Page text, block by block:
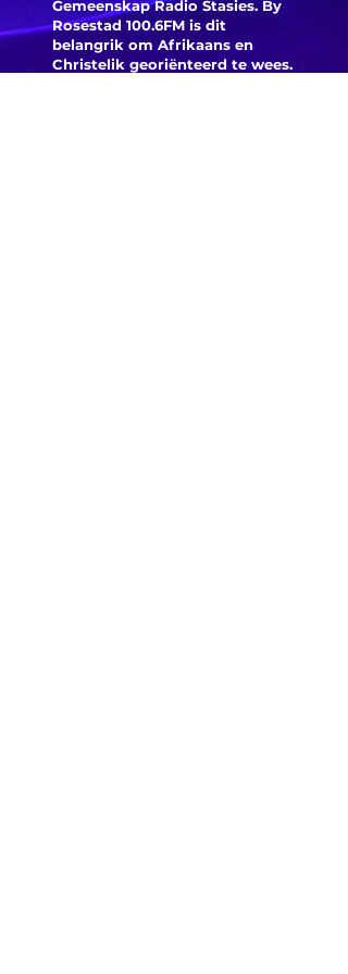
Gemeenskap Radio Stasies. By
Rosestad 100.6FM is dit
belangrik om Afrikaans en
Christelik georiënteerd te wees.